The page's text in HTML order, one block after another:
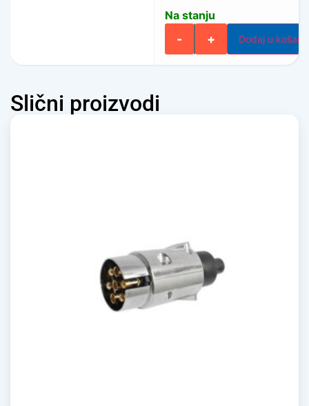
Na stanju
- + Dodaj u
Slični proizvodi